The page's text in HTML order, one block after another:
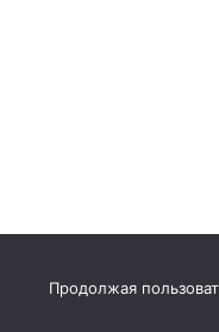
Продолжая